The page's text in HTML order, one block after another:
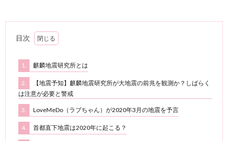
目次
1. 麒麟地震研究所とは
2.
【地震予知】麒麟地震研究所が大地震の前兆を観測か？しばらく
は注意が必要と警戒
3. LoveMeDo（ラブちゃん）が2020年3月の地震を予言
4. 首都直下地震は2020年に起こる？